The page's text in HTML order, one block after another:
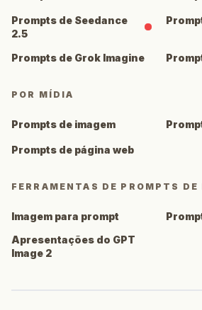
Prompts de Seedance
2.5
Prompts de Grok Imagine
POR MÍDIA
Prompts de imagem
Prompts de página web
FERRAMENTAS DE PROMPTS DE
Imagem para prompt
Apresentações do GPT
Image 2